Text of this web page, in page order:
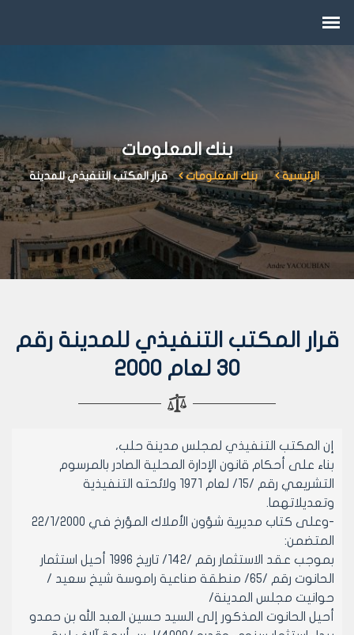
بنك المعلومات
الرئيسية بنك المعلومات قرار المكتب التنفيذي للمدينة
قرار المكتب التنفيذي للمدينة رقم
30 لعام 2000
إن المكتب التنفيذي لمجلس مدينة حلب،
بناء على أحكام قانون الإدارة المحلية الصادر بالمرسوم
التشريعي رقم /15/ لعام 1971 ولائحته التنفيذية
وتعديلاتهما.
-وعلى كتاب مديرية شؤون الأملاك المؤرخ في 22/1/2000
المتضمن:
بموجب عقد الاستثمار رقم /142/ تاريخ 1996 أحيل استثمار
الحانوت رقم /65/ منطقة صناعية راموسة شيخ سعيد /
حوانيت مجلس المدينة/
أحيل الحانوت المذكور إلى السيد حسين العبد الله بن حمدو